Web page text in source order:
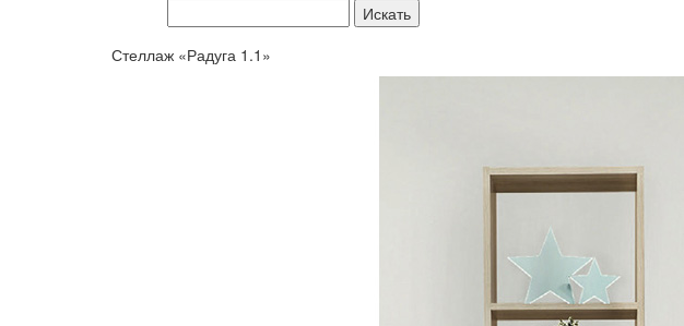
Искать
Стеллаж «Радуга 1.1»